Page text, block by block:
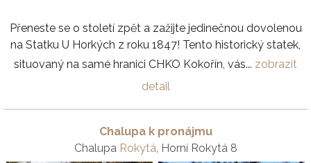
Přeneste se o století zpět a zažijte jedinečnou dovolenou
na Statku U Horkých z roku 1847! Tento historický statek,
situovaný na samé hranici CHKO Kokořín, vás... zobrazit
detail
Chalupa k pronájmu
Chalupa Rokytá, Horní Rokytá 8